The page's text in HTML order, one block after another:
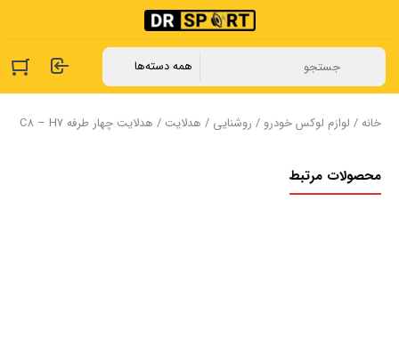
خانه/ لوازم لوکس خودرو / روشنایی / هدلایت / هدلایت چهار طرفه C8 – H7
محصولات مرتبط